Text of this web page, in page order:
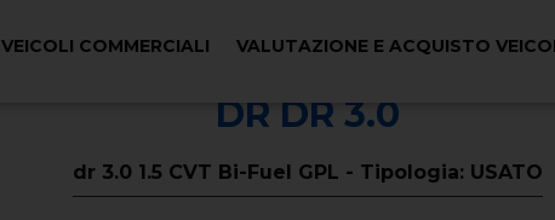
VEICOLI COMMERCIALI VALUTAZIONE E ACQUISTO
DR DR 3.0
dr 3.0 1.5 CVT Bi-Fuel GPL - Tipologia: USATO